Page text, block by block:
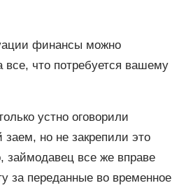
финансы можно
все, что потребуется вашему
устно оговорили
заем, но не закрепили это
займодавец все же вправе
за переданные во временное